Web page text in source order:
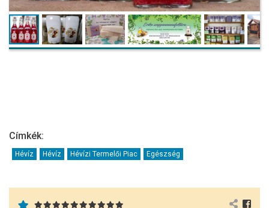
Címkék:
Hévíz Hévíz Hévízi Termelői Piac Egészség